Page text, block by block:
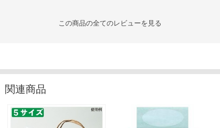
この商品の全てのレビューを見る
関連商品